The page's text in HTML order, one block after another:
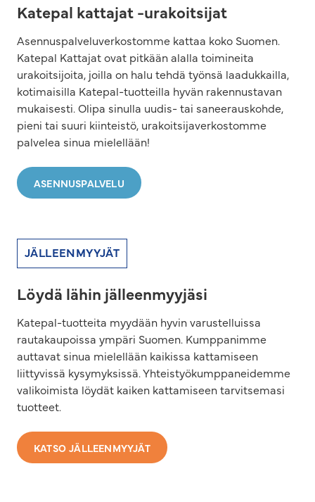
Katepal kattajat -urakoitsijat
Asennuspalveluverkostomme kattaa koko Suomen.
Katepal Kattajat ovat pitkään alalla toimineita
urakoitsijoita, joilla on halu tehdä työnsä laadukkailla,
kotimaisilla Katepal-tuotteilla hyvän rakennustavan
mukaisesti. Olipa sinulla uudis- tai saneerauskohde,
pieni tai suuri kiinteistö, urakoitsijaverkostomme
palvelea sinua mielellään!
ASENNUSPALVELU
JÄLLEENMYYJÄT
Löydä lähin jälleenmyyjäsi
Katepal-tuotteita myydään hyvin varustelluissa
rautakaupoissa ympäri Suomen. Kumppanimme
auttavat sinua mielellään kaikissa kattamiseen
liittyvissä kysymyksissä. Yhteistyökumppaneidemme
valikoimista löydät kaiken kattamiseen tarvitsemasi
tuotteet.
KATSO JÄLLEENMYYJÄT